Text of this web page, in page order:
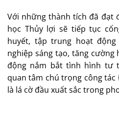
Với những thành tích đã đạt
học Thủy lợi sẽ tiếp tục
huyết, tập trung hoạt
nghiệp sáng tạo, tăng cường
động nắm bắt tình hình tư
quan tâm chú trọng công
là lá cờ đầu xuất sắc trong